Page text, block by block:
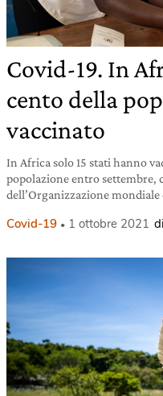
Covid-19. In
cento della
vaccinato
In Africa solo 15 stati hanno
popolazione entro settembre,
dell’Organizzazione mondiale
Covid-19 1 ottobre 2021 di